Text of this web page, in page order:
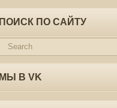
ПОИСК ПО САЙТУ
МЫ В VK